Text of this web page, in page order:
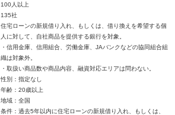
100人以上
135社
住宅ローンの新規借り入れ、もしくは、借り換えを希望する個
人に対して、自社商品を提供する銀行を対象。
・信用金庫、信用組合、労働金庫、JAバンクなどの協同組合組
織は対象外。
・取扱い商品数や商品内容、融資対応エリアは問わない。
性別：指定なし
年齢：20歳以上
地域：全国
条件：過去5年以内に住宅ローンの新規借り入れ、もしくは、